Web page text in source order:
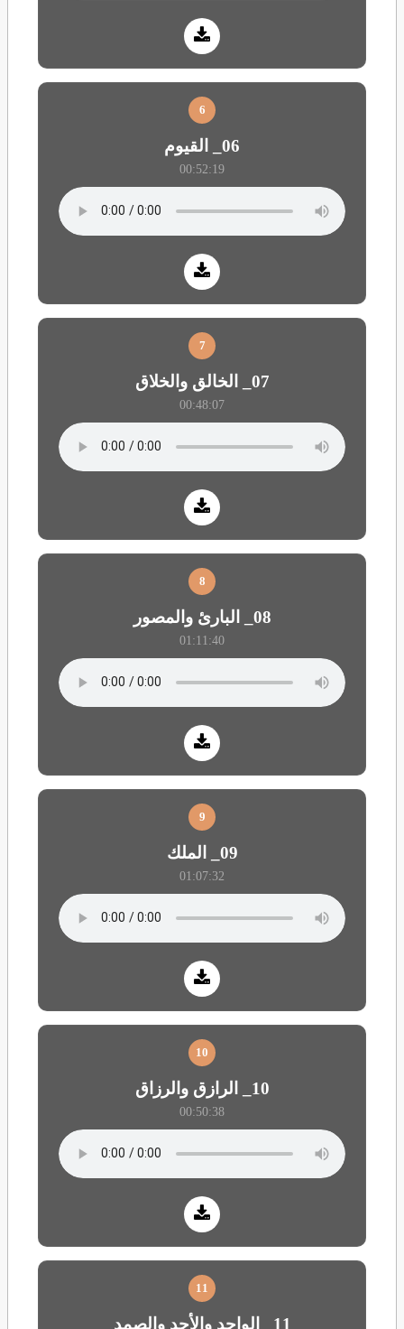
6
06_ القيوم
00:52:19
7
07_ الخالق والخلاق
00:48:07
8
08_ البارئ والمصور
01:11:40
9
09_ الملك
01:07:32
10
10_ الرازق والرزاق
00:50:38
11
11_ الواحد والأحد والصمد